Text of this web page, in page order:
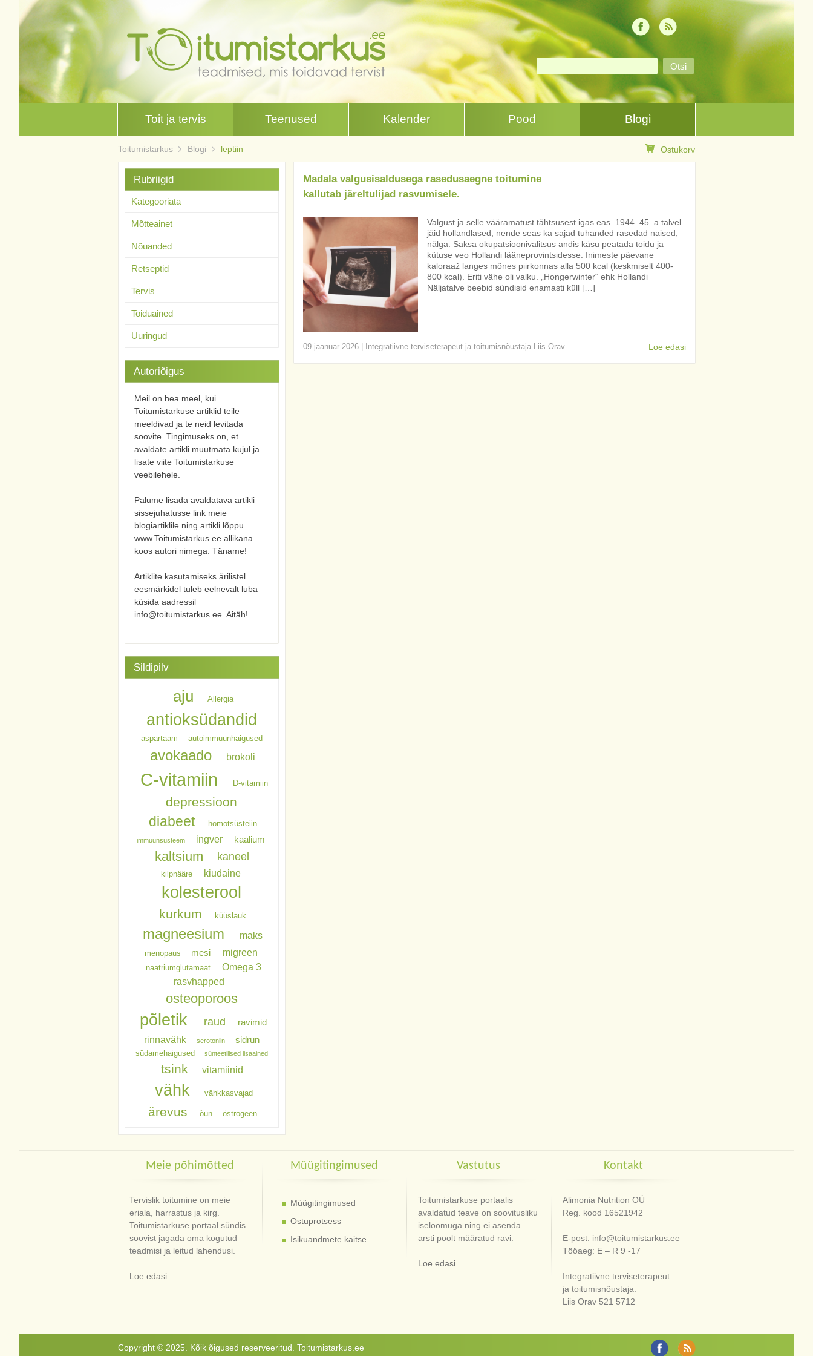
Toit ja tervis Teenused Kalender Pood Blogi
Toitumistarkus Blogi leptiin Ostukorv
Madala valgusisaldusega rasedusaegne toitumine
kallutab järeltulijad rasvumisele.
Valgust ja selle vääramatust tähtsusest igas eas. 1944–45. a talvel
jäid hollandlased, nende seas ka sajad tuhanded rasedad naised,
nälga. Saksa okupatsioonivalitsus andis käsu peatada toidu ja
kütuse veo Hollandi lääneprovintsidesse. Inimeste päevane
kaloraaž langes mõnes piirkonnas alla 500 kcal (keskmiselt 400-
800 kcal). Eriti vähe oli valku. „Hongerwinter“ ehk Hollandi
Näljatalve beebid sündisid enamasti küll […]
09 jaanuar 2026| Integratiivne terviseterapeut ja toitumisnõustaja Liis Orav Loe edasi
Rubriigid
Kategooriata
Mõtteainet
Nõuanded
Retseptid
Tervis
Toiduained
Uuringud
Autoriõigus
Meil on hea meel, kui
Toitumistarkuse artiklid teile
meeldivad ja te neid levitada
soovite. Tingimuseks on, et
avaldate artikli muutmata kujul ja
lisate viite Toitumistarkuse
veebilehele.
Palume lisada avaldatava artikli
sissejuhatusse link meie
blogiartiklile ning artikli lõppu
www.Toitumistarkus.ee allikana
koos autori nimega. Täname!
Artiklite kasutamiseks ärilistel
eesmärkidel tuleb eelnevalt luba
küsida aadressil
info@toitumistarkus.ee. Aitäh!
Sildipilv
aju Allergia
antioksüdandid
aspartaam autoimmuunhaigused
avokaado brokoli
C-vitamiin D-vitamiin
depressioon
diabeet homotsüsteiin
immuunsüsteem ingver kaalium
kaltsium kaneel
kilpnääre kiudaine
kolesterool
kurkum küüslauk
magneesium maks
menopaus mesi migreen
naatriumglutamaat
Omega 3
rasvhapped
osteoporoos
põletik raud ravimid
rinnavähk serotoniin sidrun
südamehaigused sünteetilised lisaained
tsink vitamiinid
vähk vähkkasvajad
ärevus õun östrogeen
Meie põhimõtted
Tervislik toitumine on meie
eriala, harrastus ja kirg.
Toitumistarkuse portaal sündis
soovist jagada oma kogutud
teadmisi ja leitud lahendusi.
Loe edasi...
Müügitingimused
Müügitingimused
Ostuprotsess
Isikuandmete kaitse
Vastutus
Toitumistarkuse portaalis
avaldatud teave on soovitusliku
iseloomuga ning ei asenda
arsti poolt määratud ravi.
Loe edasi...
Kontakt
Alimonia Nutrition OÜ
Reg. kood 16521942
E-post: info@toitumistarkus.ee
Tööaeg: E – R 9 -17
Integratiivne terviseterapeut
ja toitumisnõustaja:
Liis Orav 521 5712
Copyright © 2025. Kõik õigused reserveeritud. Toitumistarkus.ee